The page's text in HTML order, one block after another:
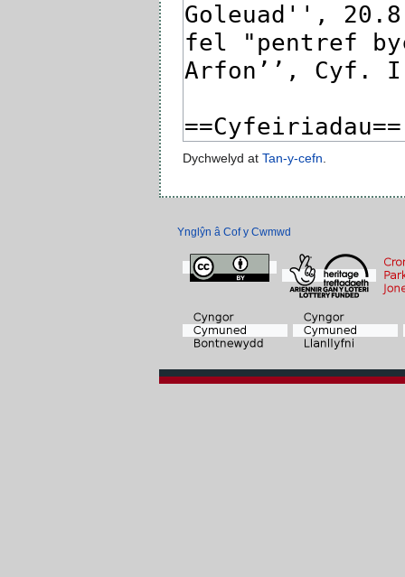
Dychwelyd at Tan-y-cefn
Ynglŷn â Cof y Cwmwd